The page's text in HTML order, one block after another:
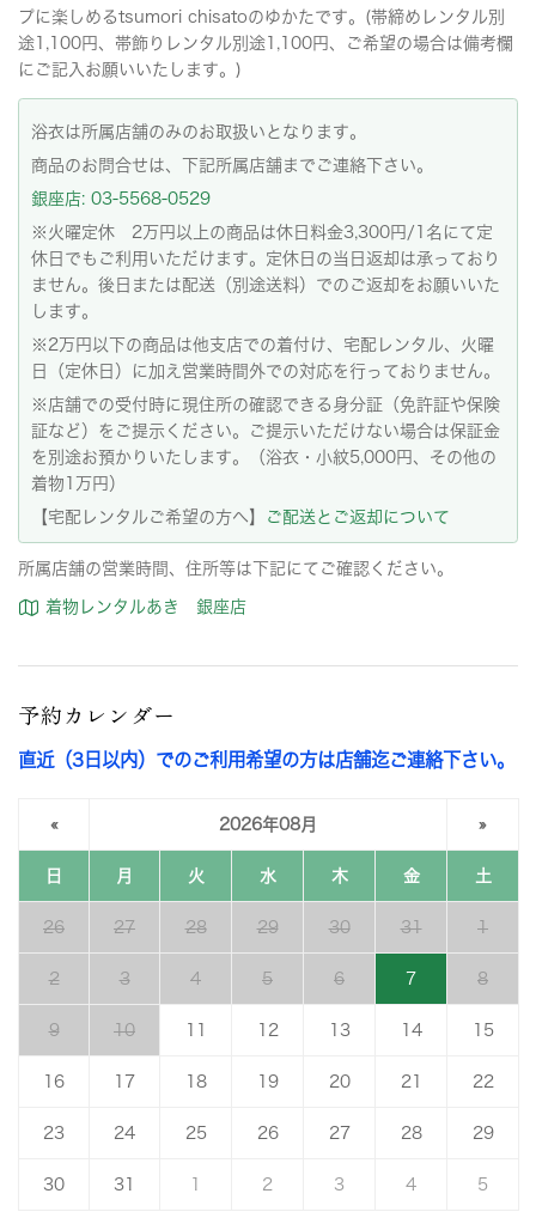
プに楽しめるtsumori chisatoのゆかたです。(帯締めレンタル別
途1,100円、帯飾りレンタル別途1,100円、ご希望の場合は備考欄
にご記入お願いいたします。)
浴衣は所属店舗のみのお取扱いとなります。
商品のお問合せは、下記所属店舗までご連絡下さい。
銀座店: 03-5568-0529
※火曜定休 2万円以上の商品は休日料金3,300円/1名にて定
休日でもご利用いただけます。定休日の当日返却は承っており
ません。後日または配送（別途送料）でのご返却をお願いいた
します。
※2万円以下の商品は他支店での着付け、宅配レンタル、火曜
日（定休日）に加え営業時間外での対応を行っておりません。
※店舗での受付時に現住所の確認できる身分証（免許証や保険
証など）をご提示ください。ご提示いただけない場合は保証金
を別途お預かりいたします。（浴衣・小紋5,000円、その他の
着物1万円）
【宅配レンタルご希望の方へ】
ご配送とご返却について
所属店舗の営業時間、住所等は下記にてご確認ください。
着物レンタルあき 銀座店
予約カレンダー
直近（3日以内）でのご利用希望の方は店舗迄ご連絡下さい。
« 2026年08月 »
日 月 火 水 木 金 土
26 27 28 29 30 31 1
2 3 4 5 6 7 8
9 10 12 13 14 15
16 17 18 19 20 21 22
23 24 25 26 27 28 29
30 31 2 3 4 5